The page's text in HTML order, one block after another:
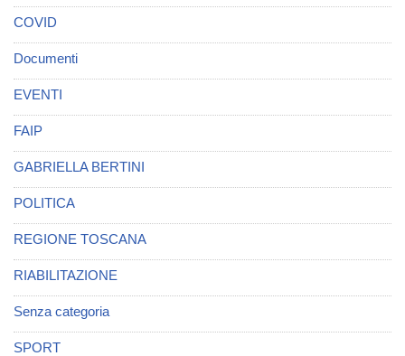
COVID
Documenti
EVENTI
FAIP
GABRIELLA BERTINI
POLITICA
REGIONE TOSCANA
RIABILITAZIONE
Senza categoria
SPORT